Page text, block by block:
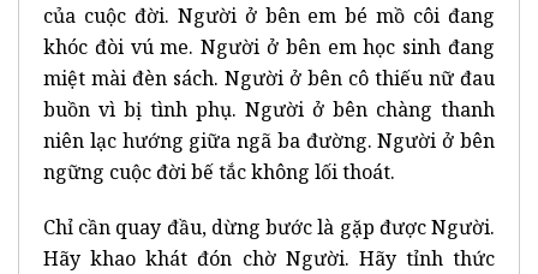
của cuộc đời. Người ở bên em bé mồ côi đang
khóc đòi vú me. Người ở bên em học sinh đang
miệt mài đèn sách. Người ở bên cô thiếu nữ đau
buồn vì bị tình phụ. Người ở bên chàng thanh
niên lạc hướng giữa ngã ba đường. Người ở bên
ngững cuộc đời bế tắc không lối thoát.
Chỉ cần quay đầu, dừng bước là gặp được Người.
Hãy khao khát đón chờ Người. Hãy tỉnh thức